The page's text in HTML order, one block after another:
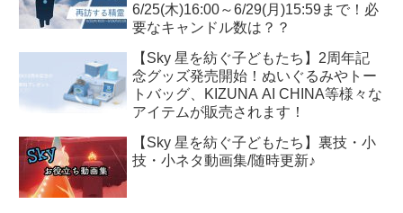
6/25(木)16:00～6/29(月)15:59まで！必
要なキャンドル数は？？
【Sky 星を紡ぐ子どもたち】2周年記
念グッズ発売開始！ぬいぐるみやトー
トバッグ、KIZUNA AI CHINA等様々な
アイテムが販売されます！
【Sky 星を紡ぐ子どもたち】裏技・小
技・小ネタ動画集/随時更新♪